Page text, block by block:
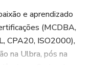
e aprendizado
(MCDBA,
CPA20, ISO2000),
na Ulbra, pós na